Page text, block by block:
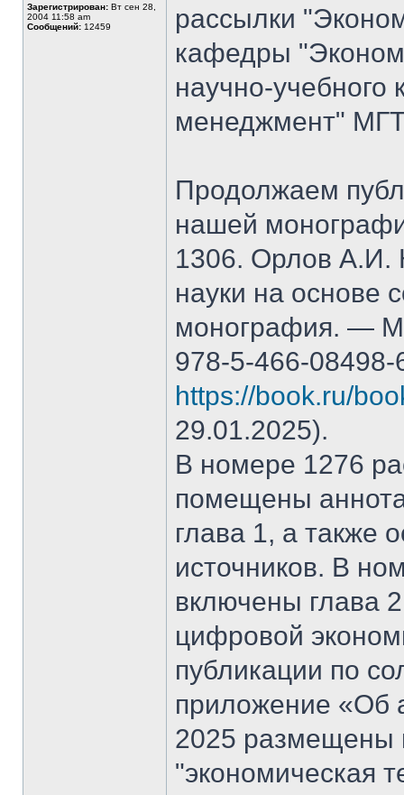
Зарегистрирован: Вт сен 28,
2004 11:58 am
Сообщений: 12459
рассылки
кафедры
научно-
менеджмент"
Продолжаем
нашей
1306. Орлов А.И.
науки на основе
монография. —
978-5-466-
https://book.ru/
29.01.2025).
В номере 1276
помещены
глава 1, а также
источников. В
включены глава
цифровой
публикации по
приложение «Об
2025 размещены
"экономическая